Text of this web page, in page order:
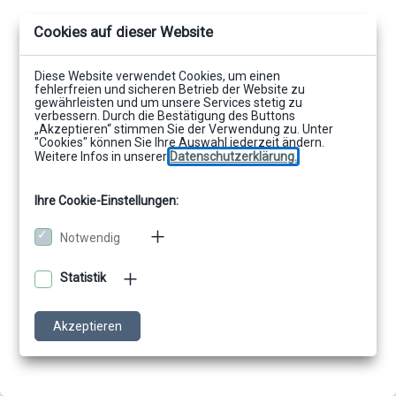
Cookies auf dieser Website
Diese Website verwendet Cookies, um einen
fehlerfreien und sicheren Betrieb der Website zu
gewährleisten und um unsere Services stetig zu
verbessern. Durch die Bestätigung des Buttons
„Akzeptieren“ stimmen Sie der Verwendung zu. Unter
"Cookies" können Sie Ihre Auswahl jederzeit ändern.
Weitere Infos in unserer Datenschutzerklärung.
Ihre Cookie-Einstellungen:
Notwendig
Statistik
Akzeptieren